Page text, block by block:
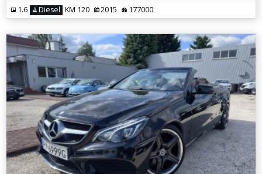
1.6 Diesel KM 120 2015 177000